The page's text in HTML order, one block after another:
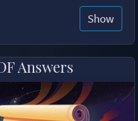
Show
Answers